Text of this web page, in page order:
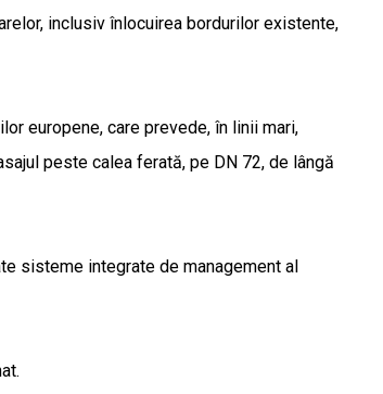
inclusiv înlocuirea bordurilor existente,
europene, care prevede, în linii mari,
peste calea ferată, pe DN 72, de lângă
sisteme integrate de management al